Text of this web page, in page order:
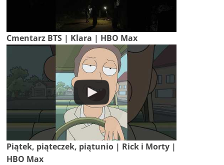
Cmentarz BTS | Klara | HBO Max
Piątek, piąteczek, piątunio | Rick i Morty |
HBO Max